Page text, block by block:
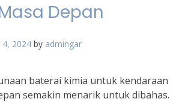
Depan
4, 2024 by admingar
baterai kimia untuk kendaraan
semakin menarik untuk dibahas.